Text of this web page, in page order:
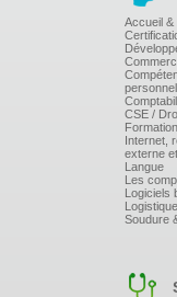
Optionnel :
proposée pour
rédiger l'étude
Accueil
CSE /
Internet,
externe
Langue
Les
Logiciels
Logistique
Soudure